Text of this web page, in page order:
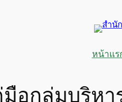
หน้าแร
อกลุ่มบริหา